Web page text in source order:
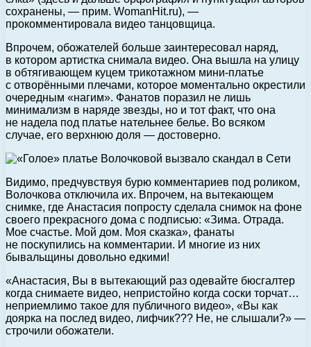
сохранены, — прим. WomanHit.ru), —
прокомментировала видео танцовщица.
Впрочем, обожателей больше заинтересовал наряд,
в котором артистка снимала видео. Она вышла на улицу
в обтягивающем куцем трикотажном мини-платье
с отворёнными плечами, которое моментально окрестили
очередным «нагим». Фанатов поразил не лишь
минимализм в наряде звезды, но и тот факт, что она
не надела под платье нательнее белье. Во всяком
случае, его верхнюю доля — достоверно.
Видимо, предчувствуя бурю комментариев под роликом,
Волочкова отключила их. Впрочем, на вытекающем
снимке, где Анастасия попросту сделала снимок на фоне
своего прекрасного дома с подписью: «Зима. Отрада.
Мое счастье. Мой дом. Моя сказка», фанаты
не поскупились на комментарии. И многие из них
бывальщины довольно едкими!
«Анастасия, Вы в вытекающий раз одевайте бюсгалтер
когда снимаете видео, непристойно когда соски торчат…
неприемлимо такое для публичного видео», «Вы как
доярка на послед видео, лифчик??? Не, не слышали?» —
строчили обожатели.